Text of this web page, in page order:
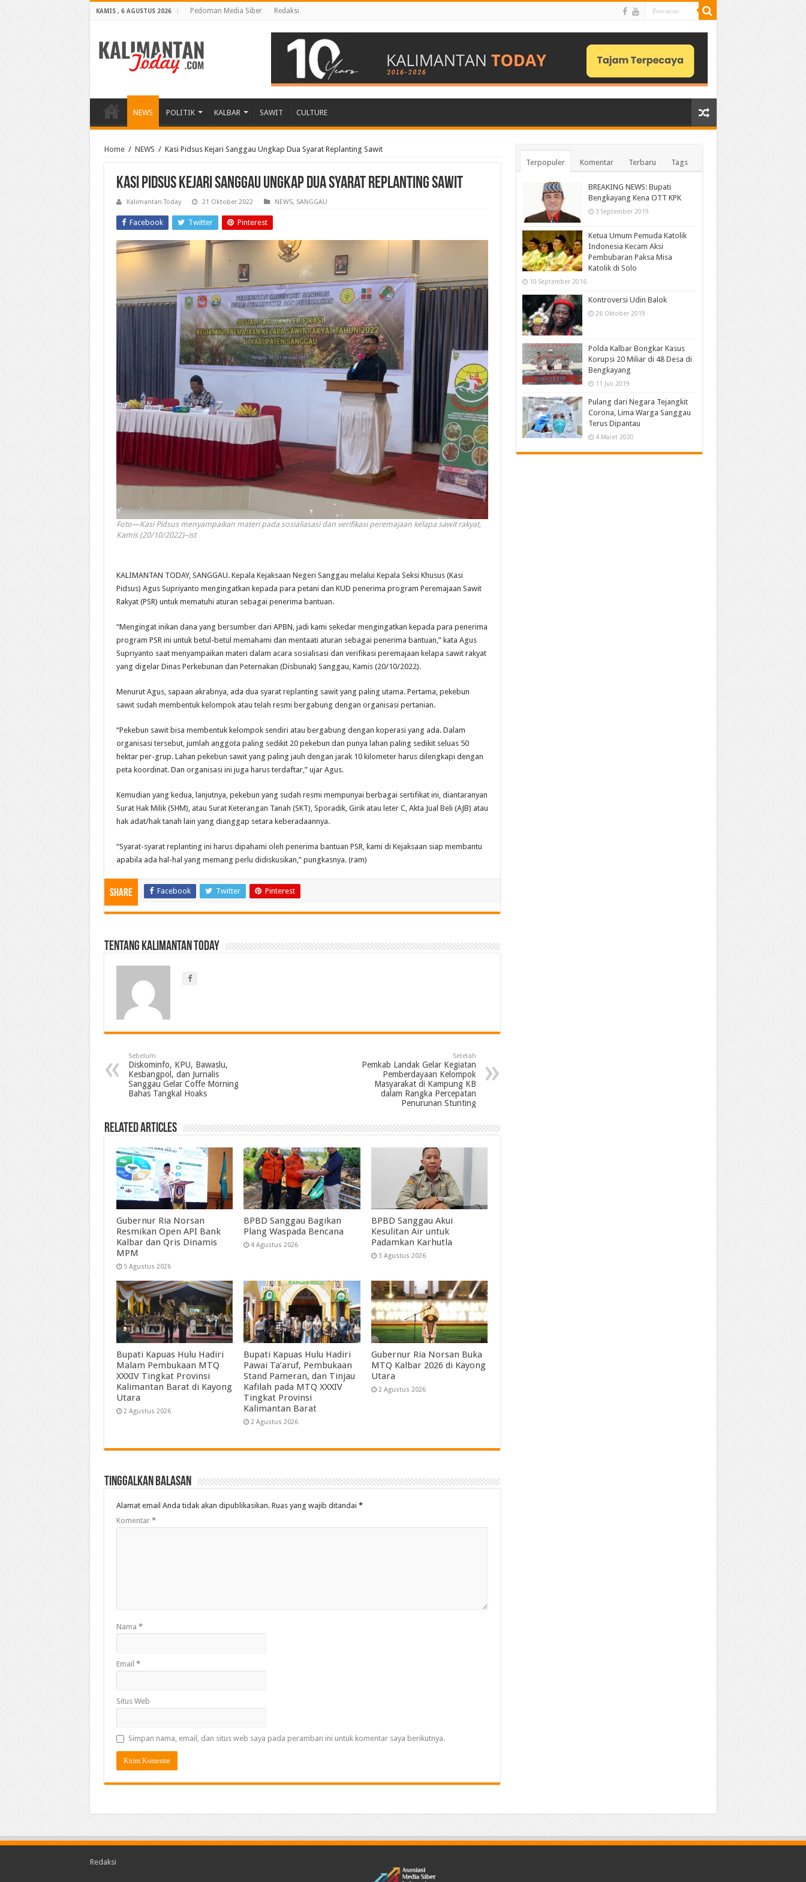
KAMIS , 6 AGUSTUS 2026 Pedoman Media Siber Redaksi
NEWS POLITIK KALBAR SAWIT CULTURE
Home / NEWS / Kasi Pidsus Kejari Sanggau Ungkap Dua Syarat Replanting Sawit
Kasi Pidsus Kejari Sanggau Ungkap Dua Syarat Replanting Sawit
Kalimantan Today 21 Oktober 2022 NEWS, SANGGAU
Facebook Twitter Pinterest
Foto—Kasi Pidsus menyampaikan materi pada sosialiasasi dan verifikasi peremajaan kelapa sawit rakyat,
Kamis (20/10/2022)–ist
KALIMANTAN TODAY, SANGGAU. Kepala Kejaksaan Negeri Sanggau melalui Kepala Seksi Khusus (Kasi
Pidsus) Agus Supriyanto mengingatkan kepada para petani dan KUD penerima program Peremajaan Sawit
Rakyat (PSR) untuk mematuhi aturan sebagai penerima bantuan.
“Mengingat inikan dana yang bersumber dari APBN, jadi kami sekedar mengingatkan kepada para penerima
program PSR ini untuk betul-betul memahami dan mentaati aturan sebagai penerima bantuan,” kata Agus
Supriyanto saat menyampaikan materi dalam acara sosialisasi dan verifikasi peremajaan kelapa sawit rakyat
yang digelar Dinas Perkebunan dan Peternakan (Disbunak) Sanggau, Kamis (20/10/2022).
Menurut Agus, sapaan akrabnya, ada dua syarat replanting sawit yang paling utama. Pertama, pekebun
sawit sudah membentuk kelompok atau telah resmi bergabung dengan organisasi pertanian.
“Pekebun sawit bisa membentuk kelompok sendiri atau bergabung dengan koperasi yang ada. Dalam
organisasi tersebut, jumlah anggota paling sedikit 20 pekebun dan punya lahan paling sedikit seluas 50
hektar per-grup. Lahan pekebun sawit yang paling jauh dengan jarak 10 kilometer harus dilengkapi dengan
peta koordinat. Dan organisasi ini juga harus terdaftar,” ujar Agus.
Kemudian yang kedua, lanjutnya, pekebun yang sudah resmi mempunyai berbagai sertifikat ini, diantaranyan
Surat Hak Milik (SHM), atau Surat Keterangan Tanah (SKT), Sporadik, Girik atau leter C, Akta Jual Beli (AJB) atau
hak adat/hak tanah lain yang dianggap setara keberadaannya.
“Syarat-syarat replanting ini harus dipahami oleh penerima bantuan PSR, kami di Kejaksaan siap membantu
apabila ada hal-hal yang memang perlu didiskusikan,” pungkasnya. (ram)
Share Facebook Twitter Pinterest
Tentang Kalimantan Today
Sebelum
Diskominfo, KPU, Bawaslu,
Kesbangpol, dan Jurnalis
Sanggau Gelar Coffe Morning
Bahas Tangkal Hoaks
Setelah
Pemkab Landak Gelar Kegiatan
Pemberdayaan Kelompok
Masyarakat di Kampung KB
dalam Rangka Percepatan
Penurunan Stunting
Related Articles
Gubernur Ria Norsan
Resmikan Open API Bank
Kalbar dan Qris Dinamis
MPM
5 Agustus 2026
BPBD Sanggau Bagikan
Plang Waspada Bencana
4 Agustus 2026
BPBD Sanggau Akui
Kesulitan Air untuk
Padamkan Karhutla
3 Agustus 2026
Bupati Kapuas Hulu Hadiri
Malam Pembukaan MTQ
XXXIV Tingkat Provinsi
Kalimantan Barat di Kayong
Utara
2 Agustus 2026
Bupati Kapuas Hulu Hadiri
Pawai Ta’aruf, Pembukaan
Stand Pameran, dan Tinjau
Kafilah pada MTQ XXXIV
Tingkat Provinsi
Kalimantan Barat
2 Agustus 2026
Gubernur Ria Norsan Buka
MTQ Kalbar 2026 di Kayong
Utara
2 Agustus 2026
Tinggalkan Balasan
Alamat email Anda tidak akan dipublikasikan. Ruas yang wajib ditandai *
Komentar *
Nama *
Email *
Situs Web
Simpan nama, email, dan situs web saya pada peramban ini untuk komentar saya berikutnya.
Terpopuler Komentar Terbaru Tags
BREAKING NEWS: Bupati
Bengkayang Kena OTT KPK
3 September 2019
Ketua Umum Pemuda Katolik
Indonesia Kecam Aksi
Pembubaran Paksa Misa
Katolik di Solo
10 September 2016
Kontroversi Udin Balok
26 Oktober 2019
Polda Kalbar Bongkar Kasus
Korupsi 20 Miliar di 48 Desa di
Bengkayang
11 Juli 2019
Pulang dari Negara Tejangkit
Corona, Lima Warga Sanggau
Terus Dipantau
4 Maret 2020
Redaksi